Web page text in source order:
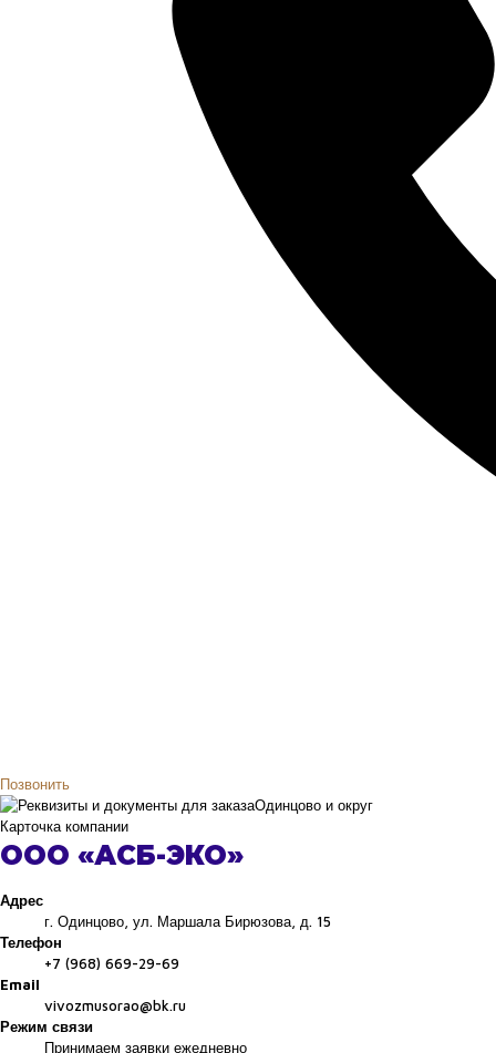
Позвонить
Одинцово и округ
Карточка компании
ООО «АСБ-ЭКО»
Адрес
г. Одинцово, ул. Маршала Бирюзова, д. 15
Телефон
+7 (968) 669-29-69
Email
vivozmusorao@bk.ru
Режим связи
Принимаем заявки ежедневно